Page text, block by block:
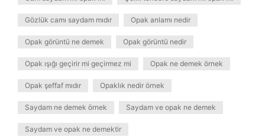
Gözlük camı saydam mıdır Opak anlamı nedir
Opak görüntü ne demek Opak görüntü nedir
Opak ışığı geçirir mi geçirmez mi Opak ne demek örnek
Opak şeffaf mıdır Opaklık nedir örnek
Saydam ne demek örnek Saydam ve opak ne demek
Saydam ve opak ne demektir